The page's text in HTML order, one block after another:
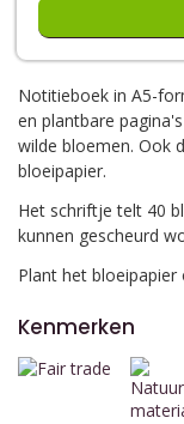
Notitieboek in A5-
en plantbare
wilde bloemen. Ook
bloeipapier.
Het schriftje telt 40
kunnen gescheurd
Plant het
Kenmerken